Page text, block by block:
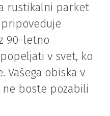
rustikalni parket
90-letno
v svet, ko
Vašega obiska v
boste pozabili